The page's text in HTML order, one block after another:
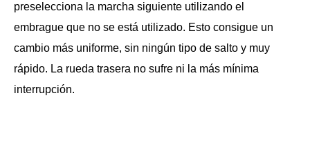
preselecciona la marcha siguiente utilizando el
embrague que no se está utilizado. Esto consigue un
cambio más uniforme, sin ningún tipo de salto y muy
rápido. La rueda trasera no sufre ni la más mínima
interrupción.